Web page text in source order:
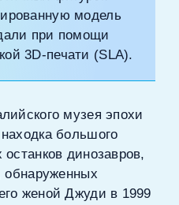
модель
при помощи
3D‑печати (SLA).
музея эпохи
большого
динозавров,
обнаруженных
женой Джуди в 1999